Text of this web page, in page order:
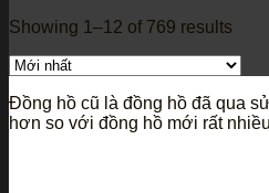
Showing 1–12 of 769 results
Đồng hồ cũ là đồng hồ đã qua
hơn so với đồng hồ mới rất